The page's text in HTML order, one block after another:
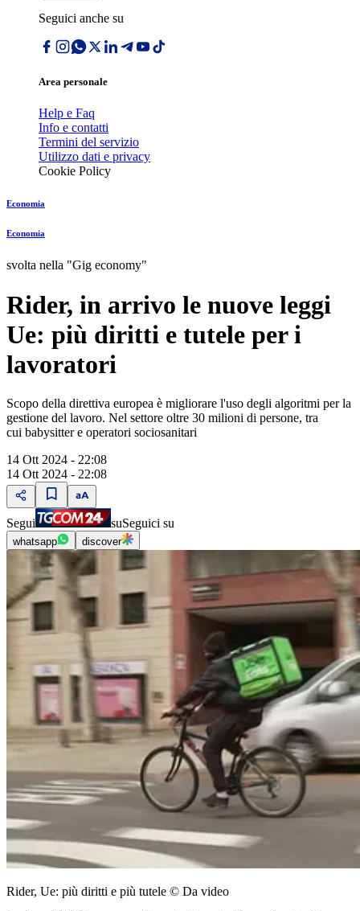
Seguici anche su
Area personale
Help e Faq
Info e contatti
Termini del servizio
Utilizzo dati e privacy
Cookie Policy
Economia
Economia
svolta nella "Gig economy"
Rider, in arrivo le nuove leggi
Ue: più diritti e tutele per i
lavoratori
Scopo della direttiva europea è migliorare l'uso degli algoritmi per la
gestione del lavoro. Nel settore oltre 30 milioni di persone, tra
cui babysitter e operatori sociosanitari
14 Ott 2024 - 22:08
14 Ott 2024 - 22:08
Segui suSeguici su
whatsapp discover
Rider, Ue: più diritti e più tutele © Da video